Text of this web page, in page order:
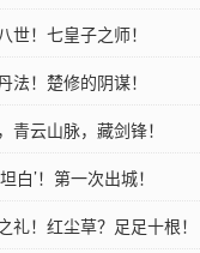
世！七皇子之师！
法！楚修的阴谋！
青云山脉，藏剑锋！
白’！第一次出城！
礼！红尘草？足足十根！